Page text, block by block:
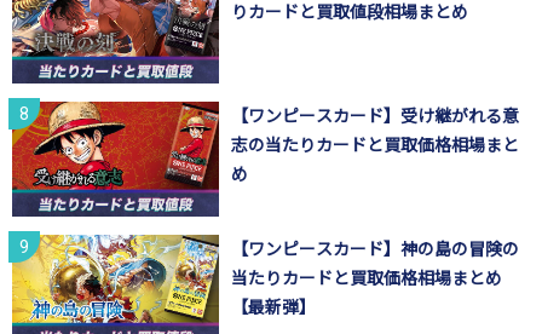
りカードと買取値段相場まとめ
【ワンピースカード】受け継がれる意
志の当たりカードと買取価格相場まと
め
【ワンピースカード】神の島の冒険の
当たりカードと買取価格相場まとめ
【最新弾】